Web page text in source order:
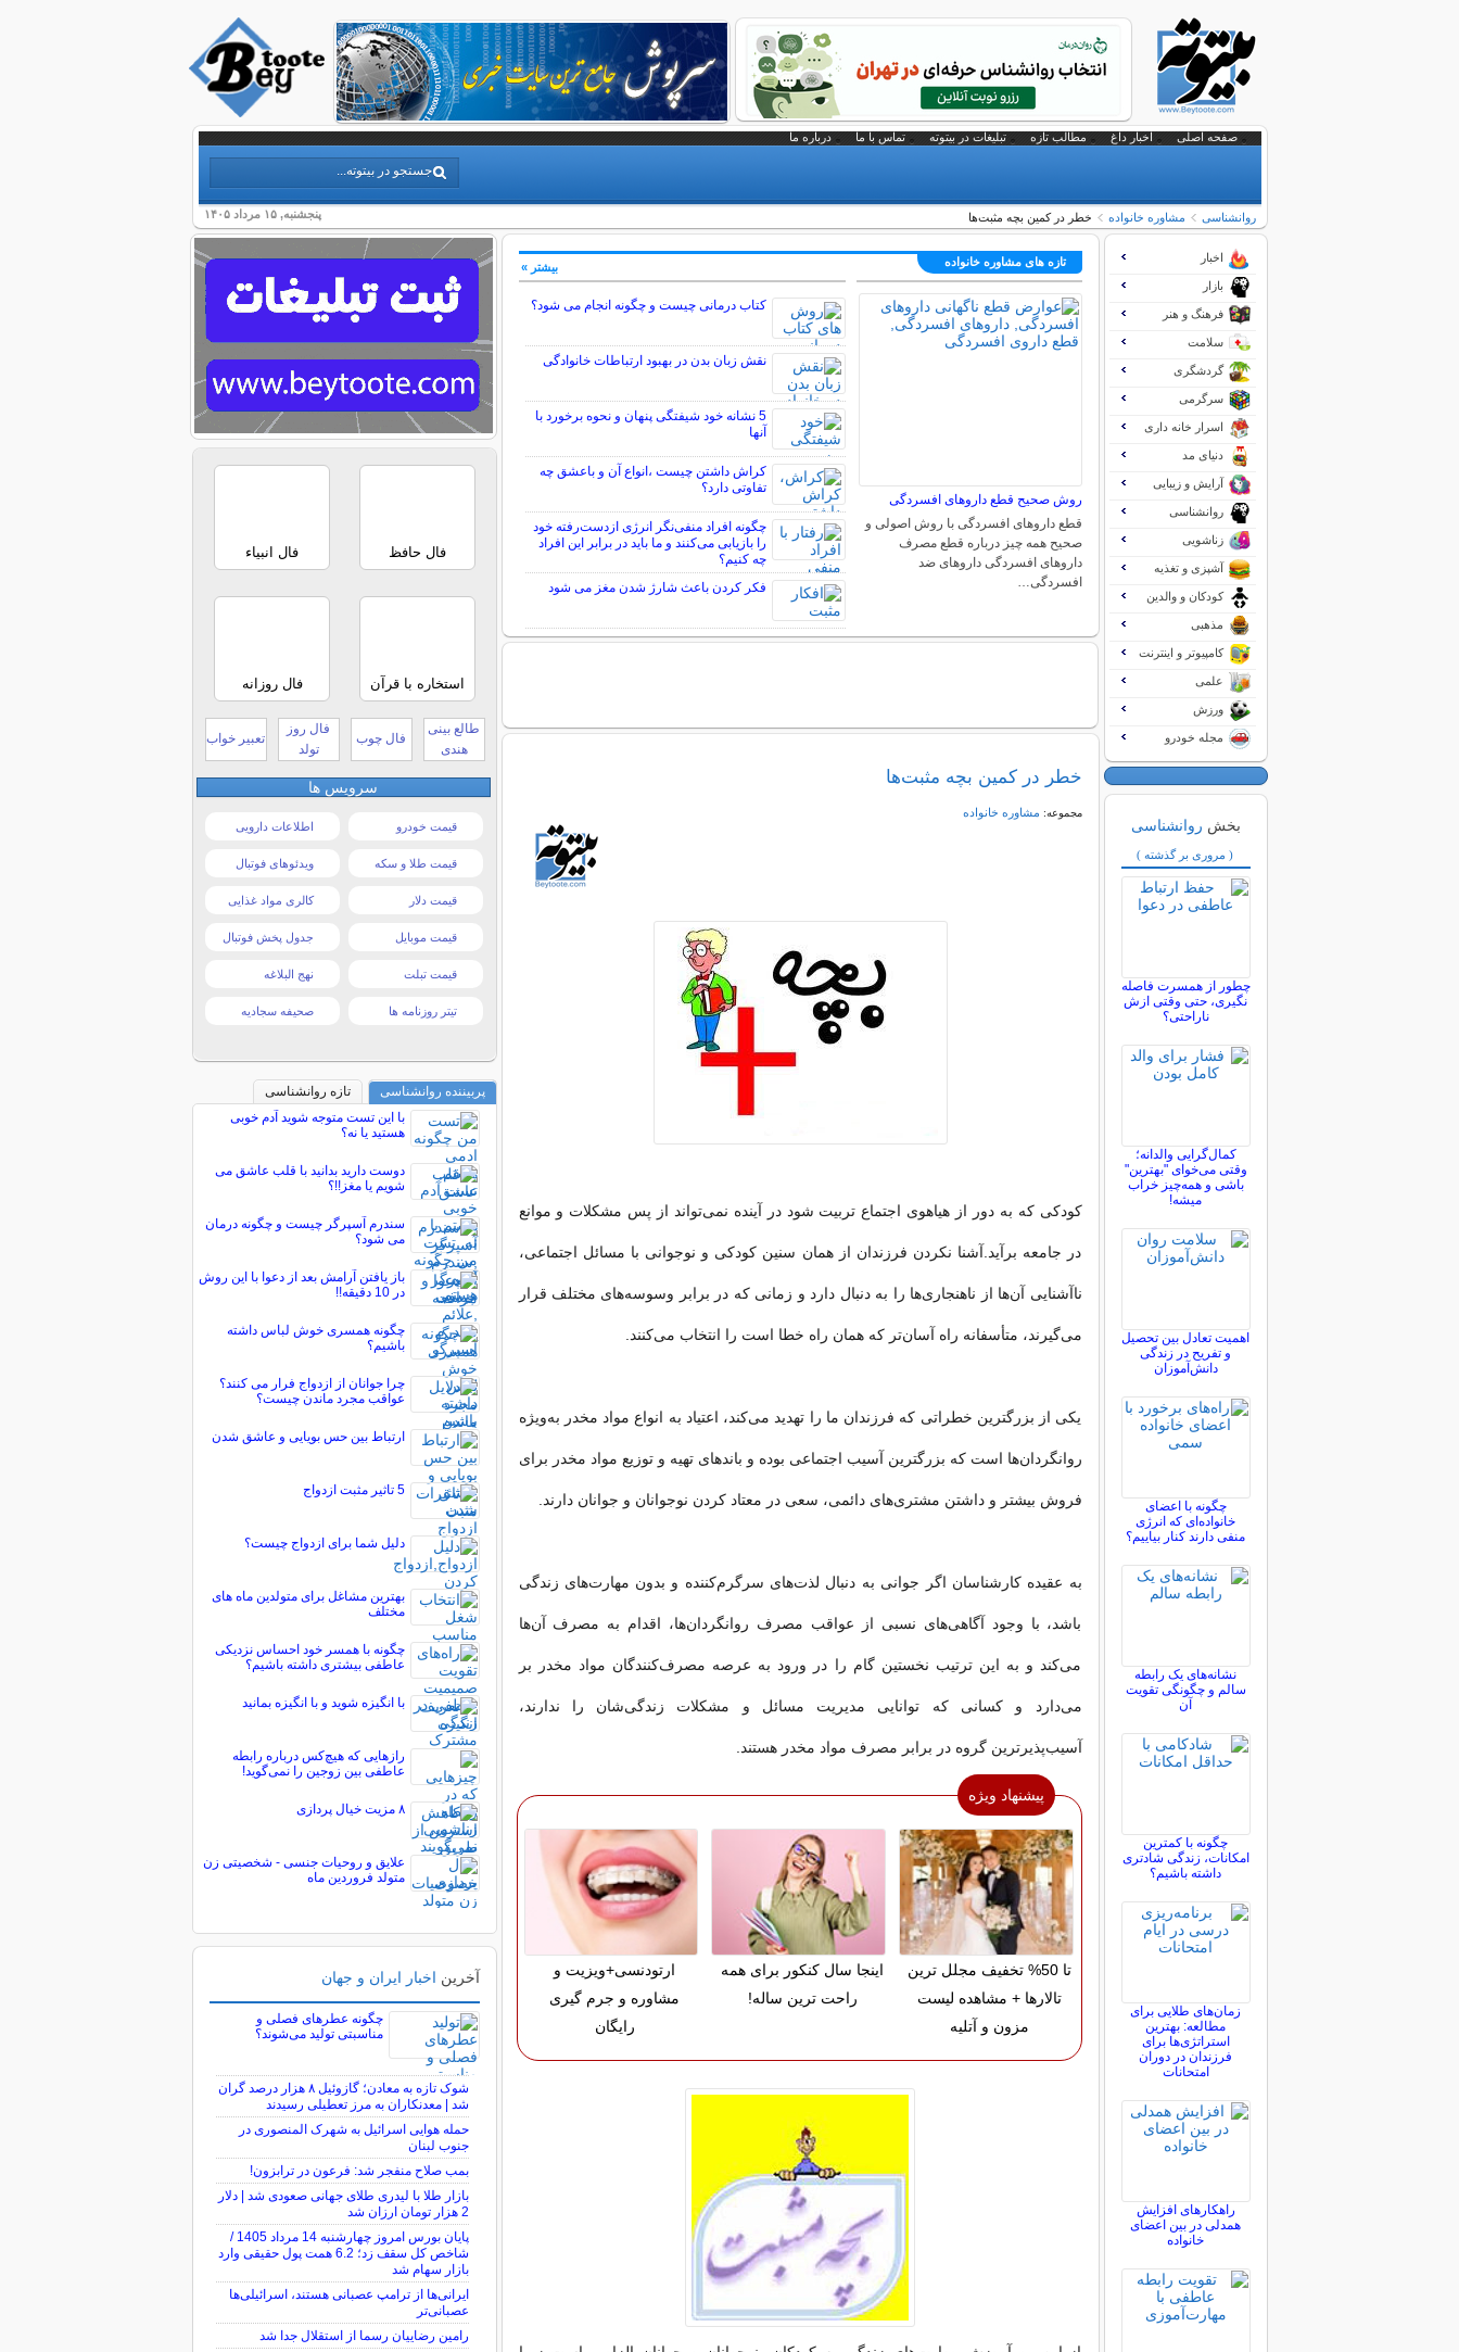
صفحه اصلی اخبار داغ مطالب تازه تبلیغات در بیتوته تماس با ما درباره ما
پنجشنبه, ۱۵ مرداد ۱۴۰۵ روانشناسی مشاوره خانواده خطر در كمین بچه مثبت‌ها
تازه های مشاوره خانواده
روش صحیح قطع داروهای افسردگی
قطع داروهای افسردگی با روش اصولی و
صحیح همه چیز درباره قطع مصرف
داروهای افسردگی داروهای ضد
افسردگی…
کتاب درمانی چیست و چگونه انجام می شود؟
نقش زبان بدن در بهبود ارتباطات خانوادگی
5 نشانه خود شیفتگی پنهان و نحوه برخورد با
آنها
کراش داشتن چیست ،انواع آن و باعشق چه
تفاوتی دارد؟
چگونه افراد منفی‌نگر انرژی ازدست‌رفته خود
را بازیابی می‌کنند و ما باید در برابر این افراد
چه کنیم؟
فکر کردن باعث شارژ شدن مغز می شود
بیشتر »
خطر در كمین بچه مثبت‌ها
مجموعه: مشاوره خانواده
كودكی كه به دور از هیاهو‌ی اجتماع تربیت شود در آینده نمی‌تواند از پس مشکلات و موانع
در جامعه برآید.آشنا نکردن فرزندان از همان سنین کودکی و نوجوانی با مسائل اجتماعی،
ناآشنایی آن‌ها از ناهنجاری‌ها را به دنبال دارد و زمانی که در برابر وسوسه‌های مختلف قرار
می‌گیرند، متأسفانه راه آسان‌تر که همان راه خطا است را انتخاب می‌كنند.
یکی از بزرگترین خطراتی که فرزندان ما را تهدید می‌کند، اعتیاد به انواع مواد مخدر به‌ویژه
روانگردان‌ها است که بزرگترین آسیب اجتماعی بوده و باند‌های تهیه و توزیع مواد مخدر برای
فروش بیشتر و داشتن مشتری‌های دائمی، سعی در معتاد کردن نوجوانان و جوانان دارند.
به عقیده كارشناسان اگر جوانی به دنبال لذت‌های سرگرم‌كننده و بدون مهارت‌های زندگی
باشد، با وجود آگاهی‌های نسبی از عواقب مصرف روانگردان‌ها، اقدام به مصرف آن‌ها
می‌كند و به این ترتیب نخستین گام را در ورود به عرصه مصرف‌كنندگان مواد مخدر بر
می‌دارد و كسانی كه توانایی مدیریت مسائل و مشكلات زندگی‌شان را ندارند،
آسیب‌پذیرترین گروه در برابر مصرف مواد مخدر هستند.
پیشنهاد ویژه
تا 50% تخفیف مجلل ترین
تالارها + مشاهده لیست
مزون و آتلیه
اینجا سال کنکور برای همه
راحت ترین ساله!
ارتودنسی+ویزیت و
مشاوره و جرم گیری
رایگان
اخبار
بازار
فرهنگ و هنر
سلامت
گردشگری
سرگرمی
اسرار خانه داری
دنیای مد
آرایش و زیبایی
روانشناسی
زناشویی
آشپزی و تغذیه
کودکان و والدین
مذهبی
کامپیوتر و اینترنت
علمی
ورزش
مجله خودرو
بخش روانشناسی
( مروری بر گذشته )
چطور از همسرت فاصله
نگيری، حتی وقتی ازش
ناراحتی؟
کمال‌گرایی والدانه؛
وقتی می‌خوای "بهترین"
باشی و همه‌چیز خراب
میشه!
اهمیت تعادل بین تحصیل
و تفریح در زندگی
دانش‌آموزان
چگونه با اعضای
خانواده‌ای که انرژی
منفی دارند کنار بیاییم؟
نشانه‌های یک رابطه
سالم و چگونگی تقویت
آن
چگونه با کمترین
امکانات، زندگی شادتری
داشته باشیم؟
زمان‌های طلایی برای
مطالعه: بهترین
استراتژی‌ها برای
فرزندان در دوران
امتحانات
راهکارهای افزایش
همدلی در بین اعضای
خانواده
فال حافظ فال انبیاء
استخاره با قرآن فال روزانه
طالع بینی
هندی
فال چوب
فال روز
تولد
تعبیر خواب
سرویس ها
قیمت خودرو اطلاعات دارویی
قیمت طلا و سکه ویدئوهای فوتبال
قیمت دلار کالری مواد غذایی
قیمت موبایل جدول پخش فوتبال
قیمت تبلت نهج البلاغه
تیتر روزنامه ها صحیفه سجادیه
پربیننده روانشناسی
تازه روانشناسی
با این تست متوجه شوید آدم خوبی
هستید یا نه؟
دوست دارید بدانید با قلب عاشق می
شویم یا مغز!!؟
سندرم آسپرگر چیست و چگونه درمان
می شود؟
باز یافتن آرامش بعد از دعوا با این روش
در 10 دقیقه!!
چگونه همسری خوش لباس داشته
باشیم؟
چرا جوانان از ازدواج فرار می کنند؟
عواقب مجرد ماندن چیست؟
ارتباط بین حس بویایی و عاشق شدن
5 تاثیر مثبت ازدواج
دلیل شما برای ازدواج چیست؟
بهترین مشاغل برای متولدین ماه های
مختلف
چگونه با همسر خود احساس نزدیکی
عاطفی بیشتری داشته باشیم؟
با انگیزه شوید و با انگیزه بمانید
رازهایی که هیچ‌کس درباره رابطه
عاطفی بین زوجین را نمی‌گوید!
۸ مزیت خیال پردازی
علایق و روحیات جنسی - شخصیتی زن
متولد فروردین ماه
آخرین اخبار ایران و جهان
چگونه عطرهای فصلی و
مناسبتی تولید می‌شوند؟
شوک تازه به معادن؛ گازوئیل ۸ هزار درصد گران
شد | معدنکاران به مرز تعطیلی رسیدند
حمله هوایی اسرائیل به شهرک المنصوری در
جنوب لبنان
بمب صلاح منفجر شد: فرعون در ترابزون!
بازار طلا با لیدری طلای جهانی صعودی شد | دلار
2 هزار تومان ارزان شد
پایان بورس امروز چهارشنبه 14 مرداد 1405 /
شاخص کل سقف زد؛ 6.2 همت پول حقیقی وارد
بازار سهام شد
ایرانی‌ها از ترامپ عصبانی هستند، اسرائیلی‌ها
عصبانی‌تر
رامین رضاییان رسما از استقلال جدا شد